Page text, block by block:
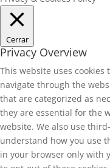
Cerrar
Privacy Overview
This website uses
navigate through the
that are categorized as
they are essential for the
website. We also use
understand how you use
in your browser only with